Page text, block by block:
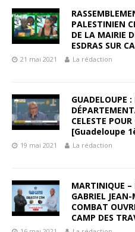
PALESTINIEN
DE LA MAIRIE
ESDRAS SUR
21 mai 2021 La rédaction
GUADELOUPE
CELESTE
[Guadeloupe
19 mai 2021 La rédaction
MARTINIQUE –
GABRIEL
COMBAT
CAMP DES